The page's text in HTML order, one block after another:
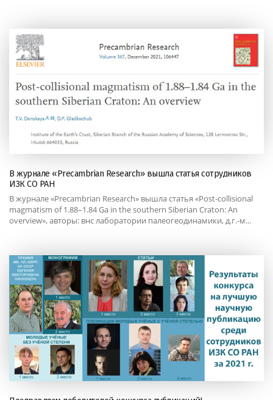
В журнале «Precambrian Research» вышла статья сотрудников
ИЗК СО РАН
В журнале «Precambrian Research» вышла статья «Post-collisional
magmatism of 1.88–1.84 Ga in the southern Siberian Craton: An
overview», авторы: внс лаборатории палеогеодинамики, д.г.-м...